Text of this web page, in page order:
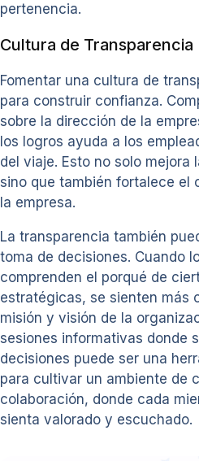
pertenencia.
Cultura de Transparencia
Fomentar una cultura de
para construir confianza.
sobre la dirección de la
los logros ayuda a los
del viaje. Esto no solo mejora
sino que también fortalece el
la empresa.
La transparencia también
toma de decisiones. Cuando
comprenden el porqué de
estratégicas, se sienten más
misión y visión de la
sesiones informativas donde
decisiones puede ser una
para cultivar un ambiente de
colaboración, donde cada
sienta valorado y escuchado.